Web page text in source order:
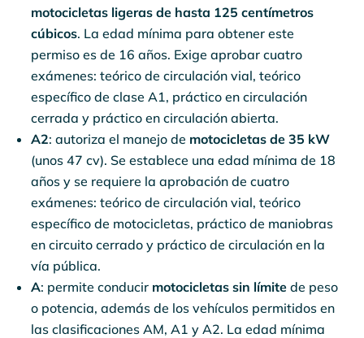
motocicletas ligeras de hasta 125 centímetros
cúbicos. La edad mínima para obtener este
permiso es de 16 años. Exige aprobar cuatro
exámenes: teórico de circulación vial, teórico
específico de clase A1, práctico en circulación
cerrada y práctico en circulación abierta.
A2: autoriza el manejo de motocicletas de 35 kW
(unos 47 cv). Se establece una edad mínima de 18
años y se requiere la aprobación de cuatro
exámenes: teórico de circulación vial, teórico
específico de motocicletas, práctico de maniobras
en circuito cerrado y práctico de circulación en la
vía pública.
A: permite conducir motocicletas sin límite de peso
o potencia, además de los vehículos permitidos en
las clasificaciones AM, A1 y A2. La edad mínima